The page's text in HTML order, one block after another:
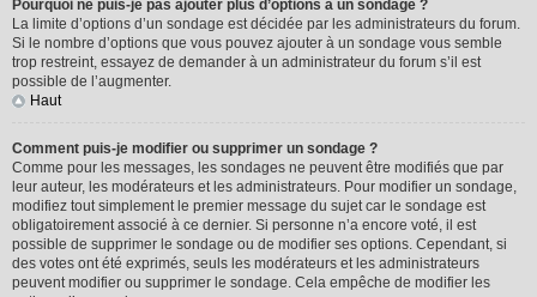
Pourquoi ne puis-je pas ajouter plus d’options à un sondage ?
La limite d’options d’un sondage est décidée par les administrateurs du forum.
Si le nombre d’options que vous pouvez ajouter à un sondage vous semble
trop restreint, essayez de demander à un administrateur du forum s’il est
possible de l’augmenter.
Haut
Comment puis-je modifier ou supprimer un sondage ?
Comme pour les messages, les sondages ne peuvent être modifiés que par
leur auteur, les modérateurs et les administrateurs. Pour modifier un sondage,
modifiez tout simplement le premier message du sujet car le sondage est
obligatoirement associé à ce dernier. Si personne n’a encore voté, il est
possible de supprimer le sondage ou de modifier ses options. Cependant, si
des votes ont été exprimés, seuls les modérateurs et les administrateurs
peuvent modifier ou supprimer le sondage. Cela empêche de modifier les